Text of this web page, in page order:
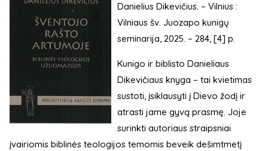
Danielius Dikevičius. – Vilnius :
Vilniaus šv. Juozapo kunigų
seminarija, 2025. – 284, [4] p.
Kunigo ir biblisto Danieliaus
Dikevičiaus knyga – tai kvietimas
sustoti, įsiklausyti į Dievo žodį ir
atrasti jame gyvą prasmę. Joje
surinkti autoriaus straipsniai
įvairiomis biblinės teologijos temomis beveik dešimtmetį